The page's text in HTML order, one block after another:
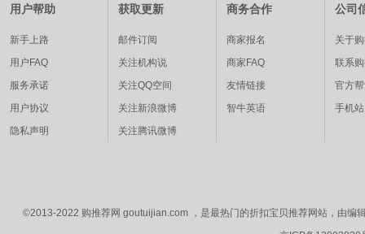
用户帮助
新手上路
用户FAQ
服务承诺
用户协议
隐私声明
获取更新
邮件订阅
关注机构说
关注QQ空间
关注新浪微博
关注腾讯微博
商务合作
商家报名
商家FAQ
友情链接
智牛英语
公司
关于
联系
官方
手机站
©2013-2022 购推荐网 goutuijian.com ，是最热门的折扣宝贝推荐网站，由编